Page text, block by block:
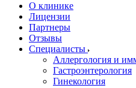
О клинике
Лицензии
Партнеры
Отзывы
Специалисты
Аллергология и
Гастроэнтерология
Гинекология